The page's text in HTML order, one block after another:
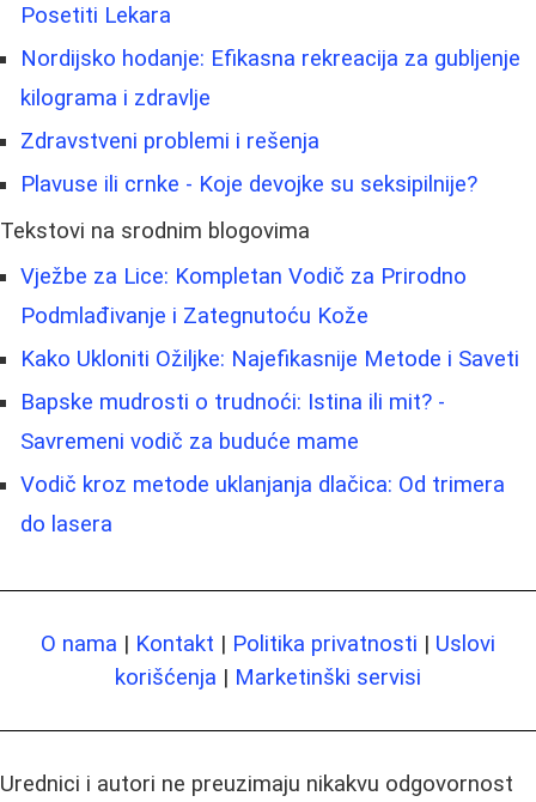
Posetiti Lekara
Nordijsko hodanje: Efikasna rekreacija za gubljenje
kilograma i zdravlje
Zdravstveni problemi i rešenja
Plavuse ili crnke - Koje devojke su seksipilnije?
Tekstovi na srodnim blogovima
Vježbe za Lice: Kompletan Vodič za Prirodno
Podmlađivanje i Zategnutoću Kože
Kako Ukloniti Ožiljke: Najefikasnije Metode i Saveti
Bapske mudrosti o trudnoći: Istina ili mit? -
Savremeni vodič za buduće mame
Vodič kroz metode uklanjanja dlačica: Od trimera
do lasera
O nama | Kontakt | Politika privatnosti | Uslovi
korišćenja | Marketinški servisi
Urednici i autori ne preuzimaju nikakvu odgovornost